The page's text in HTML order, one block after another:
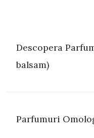
Descopera
balsam)
Parfumuri